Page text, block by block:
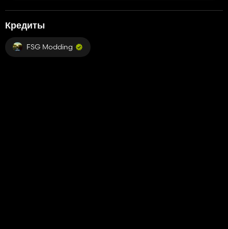
Кредиты
FSG Modding